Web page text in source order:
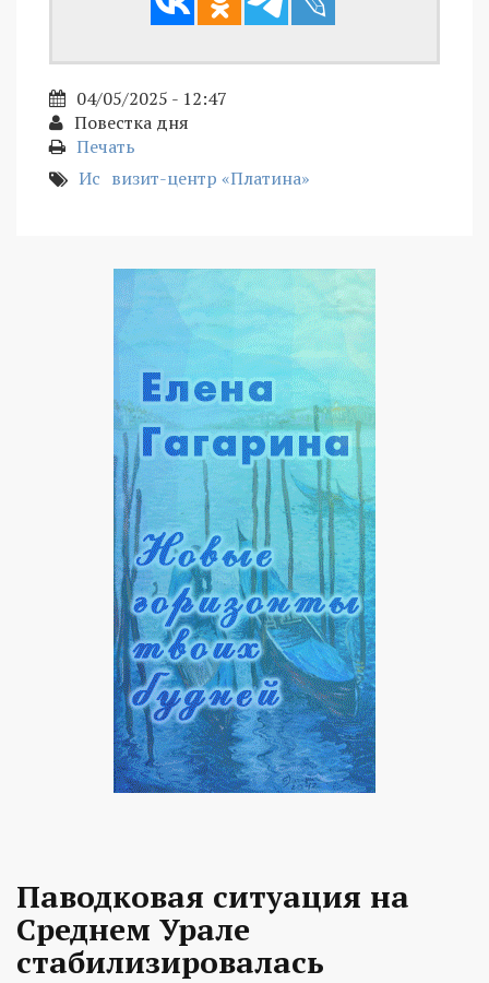
04/05/2025 - 12:47
Повестка дня
Печать
Ис визит-центр «Платина»
Паводковая ситуация на
Среднем Урале
стабилизировалась